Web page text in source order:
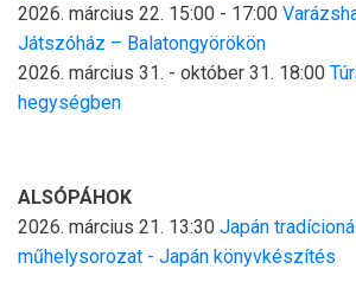
2026. március 22. 15:00 - 17:00
Játszóház – Balatongyörökön
2026. március 31. - október 31. 18:00
hegységben
ALSÓPÁHOK
2026. március 21. 13:30 Japán
műhelysorozat - Japán könyvkészítés